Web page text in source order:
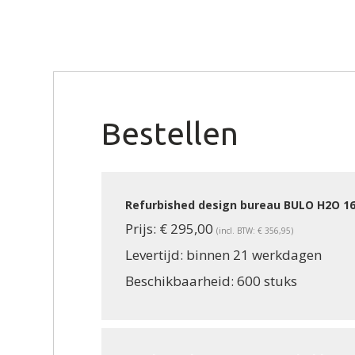
Bestellen
Refurbished design bureau BULO H2O
Prijs: € 295,00 (incl. BTW: € 356,95)
Levertijd: binnen 21 werkdagen
Beschikbaarheid: 600 stuks